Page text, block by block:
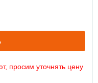
просим уточнять цену